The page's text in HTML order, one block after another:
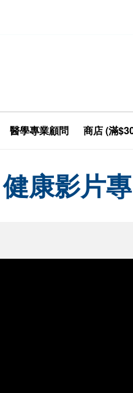
醫學專業顧問 商店 (滿
健康影片